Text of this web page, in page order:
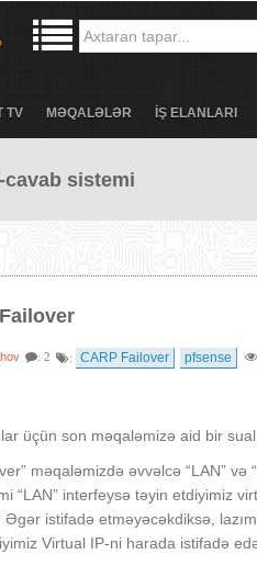
TV MƏQALƏLƏR İŞ ELANLARI
cavab sistemi
: 2 : CARP Failover pfsense
üçün son məqaləmizə aid bir
məqaləmizdə əvvəlcə “LAN” və
“LAN” interfeysə təyin etdiyimiz
istifadə etməyəcəkdiksə,
Virtual IP-ni harada istifadə